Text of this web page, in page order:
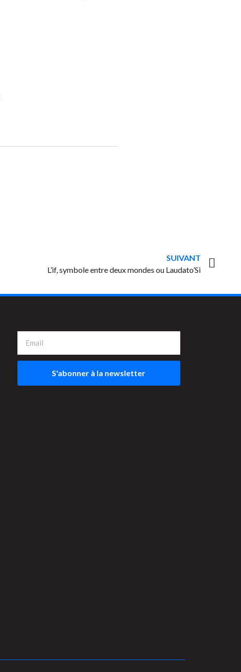
SUIVANT
L’if, symbole entre deux mondes ou Laudato’Si
S'abonner à la newsletter